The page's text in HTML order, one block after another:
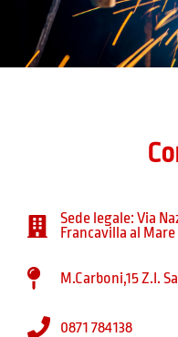
Sede legale: Via
Francavilla al Mare
M.Carboni,15 Z.I.
0871 784138